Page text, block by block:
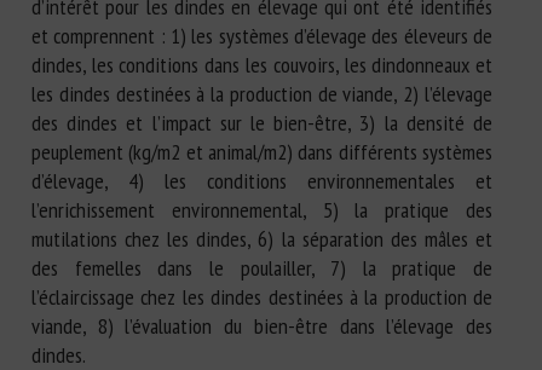
d’intérêt pour les dindes en élevage qui ont été identifiés
et comprennent : 1) les systèmes d’élevage des éleveurs de
dindes, les conditions dans les couvoirs, les dindonneaux et
les dindes destinées à la production de viande, 2) l’élevage
des dindes et l’impact sur le bien-être, 3) la densité de
peuplement (kg/m2 et animal/m2) dans différents systèmes
d’élevage, 4) les conditions environnementales et
l’enrichissement environnemental, 5) la pratique des
mutilations chez les dindes, 6) la séparation des mâles et
des femelles dans le poulailler, 7) la pratique de
l’éclaircissage chez les dindes destinées à la production de
viande, 8) l’évaluation du bien-être dans l’élevage des
dindes.